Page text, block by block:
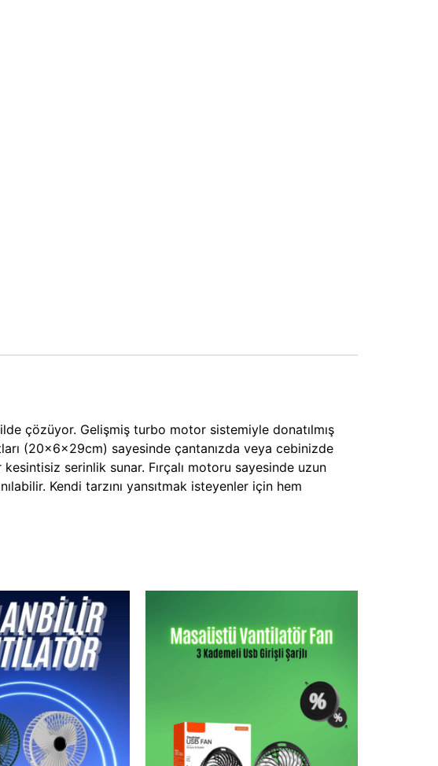
çözüyor. Gelişmiş turbo motor sistemiyle donatılmış
(20x6x29cm) sayesinde çantanızda veya cebinizde
serinlik sunar. Fırçalı motoru sayesinde uzun
Kendi tarzını yansıtmak isteyenler için hem